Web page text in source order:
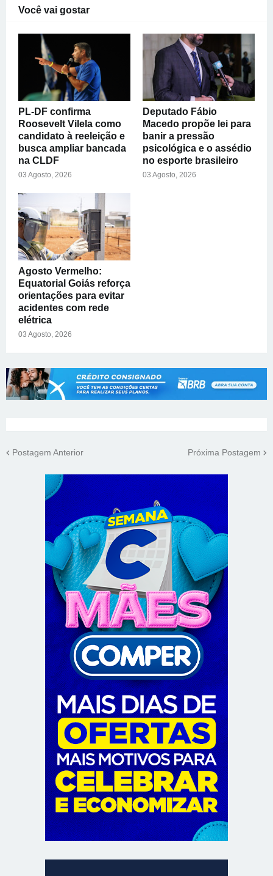
Você vai gostar
PL-DF confirma
Roosevelt Vilela como
candidato à reeleição e
busca ampliar bancada
na CLDF
03 Agosto, 2026
Deputado Fábio
Macedo propõe lei para
banir a pressão
psicológica e o assédio
no esporte brasileiro
03 Agosto, 2026
Agosto Vermelho:
Equatorial Goiás reforça
orientações para evitar
acidentes com rede
elétrica
03 Agosto, 2026
Postagem Anterior Próxima Postagem